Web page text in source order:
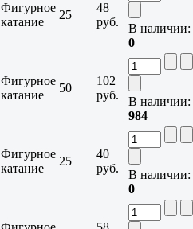
Фигурное
катание
25
48
руб.
В наличии:
0
Фигурное
катание
50
102
руб.
В наличии:
984
Фигурное
катание
25
40
руб.
В наличии:
0